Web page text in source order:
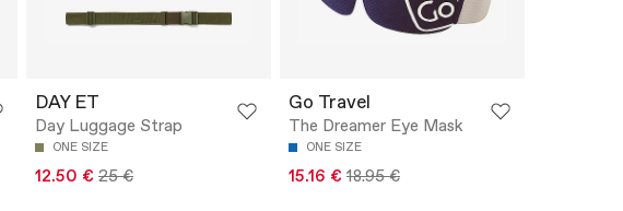
DAY ET
Day Luggage Strap
ONE SIZE
12.50 € 25 €
Go Travel
The Dreamer Eye Mask
ONE SIZE
15.16 € 18.95 €